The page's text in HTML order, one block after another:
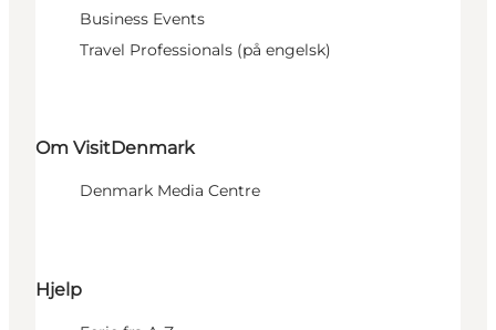
Business Events
Travel Professionals (på engelsk)
Om VisitDenmark
Denmark Media Centre
Hjelp